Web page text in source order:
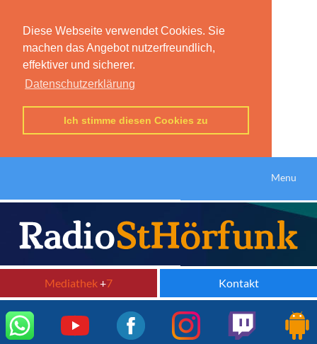
Diese Webseite verwendet Cookies. Sie
machen das Angebot nutzerfreundlich,
effektiver und sicherer.
Datenschutzerklärung
Ich stimme diesen Cookies zu
Menu
Mediathek+7 Kontakt